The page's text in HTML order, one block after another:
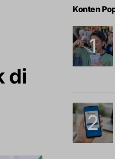
di
Konten